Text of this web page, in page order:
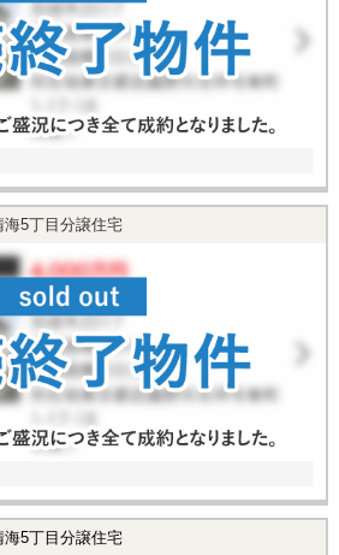
6つの強み
お問い合わせ
来店予約
5丁目分譲住宅
5丁目分譲住宅